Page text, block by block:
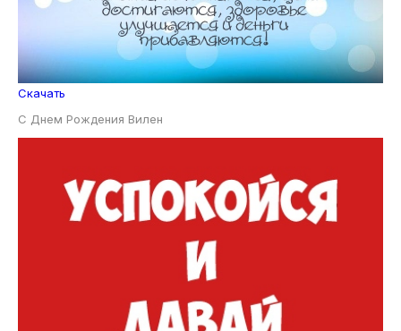
Скачать
С Днем Рождения Вилен